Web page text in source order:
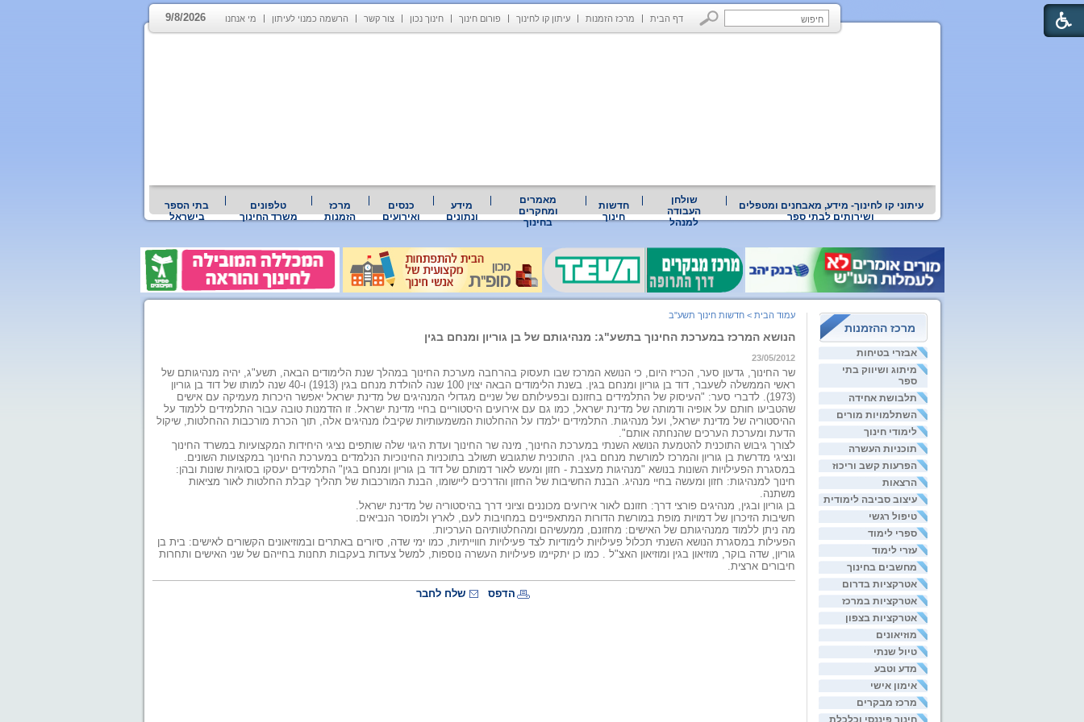
דף הבית מרכז הזמנות עיתון קו לחינוך פורום חינוך חינוך נכון צור קשר הרשמה כמנוי לעיתון מי אנחנו 9/8/2026
עיתוני קו לחינוך- מידע, מאבחנים ומטפלים
ושירותים לבתי ספר
שולחן
העבודה
למנהל
חדשות
חינוך
מאמרים
ומחקרים
בחינוך
מידע
ונתונים
כנסים
ואירועים
מרכז
הזמנות
טלפונים
משרד החינוך
בתי הספר
בישראל
מרכז ההזמנות
אבזרי בטיחות
מיתוג ושיווק בתי
ספר
תלבושת אחידה
השתלמויות מורים
לימודי חינוך
תוכניות העשרה
הפרעות קשב וריכוז
הרצאות
עיצוב סביבה לימודית
טיפול רגשי
ספרי לימוד
עזרי לימוד
מחשבים בחינוך
אטרקציות בדרום
אטרקציות במרכז
אטרקציות בצפון
מוזיאונים
טיול שנתי
מדע וטבע
אימון אישי
מרכז מבקרים
חינוך פיננסי וכלכלת
עמוד הבית > חדשות חינוך תשע"ב
הנושא המרכז במערכת החינוך בתשע"ג: מנהיגותם של בן גוריון ומנחם בגין
23/05/2012
שר החינוך, גדעון סער, הכריז היום, כי הנושא המרכז שבו תעסוק בהרחבה מערכת החינוך במהלך שנת הלימודים הבאה, תשע"ג, יהיה מנהיגותם של
ראשי הממשלה לשעבר, דוד בן גוריון ומנחם בגין. בשנת הלימודים הבאה יצוין 100 שנה להולדת מנחם בגין (1913) ו-40 שנה למותו של דוד בן גוריון
(1973). לדברי סער: "העיסוק של התלמידים בחזונם ובפעילותם של שניים מגדולי המנהיגים של מדינת ישראל יאפשר היכרות מעמיקה עם אישים
שהטביעו חותם על אופיה ודמותה של מדינת ישראל, כמו גם עם אירועים היסטוריים בחיי מדינת ישראל. זו הזדמנות טובה עבור התלמידים ללמוד על
ההיסטוריה של מדינת ישראל, ועל מנהיגות. התלמידים ילמדו על ההחלטות המשמעותיות שקיבלו מנהיגים אלה, תוך הכרת מורכבות ההחלטות, שיקול
הדעת ומערכת הערכים שהנחתה אותם".
לצורך גיבוש התוכנית להטמעת הנושא השנתי במערכת החינוך, מינה שר החינוך ועדת היגוי שלה שותפים נציגי היחידות המקצועיות במשרד החינוך
ונציגי מדרשת בן גוריון והמרכז למורשת מנחם בגין. התוכנית שתגובש תשולב בתוכניות החינוכיות הנלמדים במערכת החינוך במקצועות השונים.
במסגרת הפעילויות השונות בנושא "מנהיגות מעצבת - חזון ומעש לאור דמותם של דוד בן גוריון ומנחם בגין" התלמידים יעסקו בסוגיות שונות ובהן:
חינוך למנהיגות: חזון ומעשה בחיי מנהיג. הבנת החשיבות של החזון והדרכים ליישומו, הבנת המורכבות של תהליך קבלת החלטות לאור מציאות
משתנה.
בן גוריון ובגין, מנהיגים פורצי דרך: חזונם לאור אירועים מכוננים וציוני דרך בהיסטוריה של מדינת ישראל.
חשיבות הזיכרון של דמויות מופת במורשת הדורות המתאפיינים במחויבות לעם, לארץ ולמוסר הנביאים.
מה ניתן ללמוד ממנהיגותם של האישים: מחזונם, ממעשיהם ומהחלטותיהם הערכיות.
הפעילות במסגרת הנושא השנתי תכלול פעילויות לימודיות לצד פעילויות חווייתיות, כמו ימי שדה, סיורים באתרים ובמוזיאונים הקשורים לאישים: בית בן
גוריון, שדה בוקר, מוזיאון בגין ומוזיאון האצ"ל . כמו כן יתקיימו פעילויות העשרה נוספות, למשל צעדות בעקבות תחנות בחייהם של שני האישים ותחרות
חיבורים ארצית.
הדפס שלח לחבר